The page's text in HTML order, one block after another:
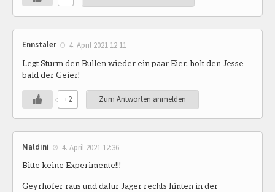
Ennstaler 4. April 2021 12:11
Legt Sturm den Bullen wieder ein paar Eier, holt den Jesse
bald der Geier!
+2 Zum Antworten anmelden
Maldini 4. April 2021 12:36
Bitte keine Experimente!!!
Geyrhofer raus und dafür Jäger rechts hinten in der